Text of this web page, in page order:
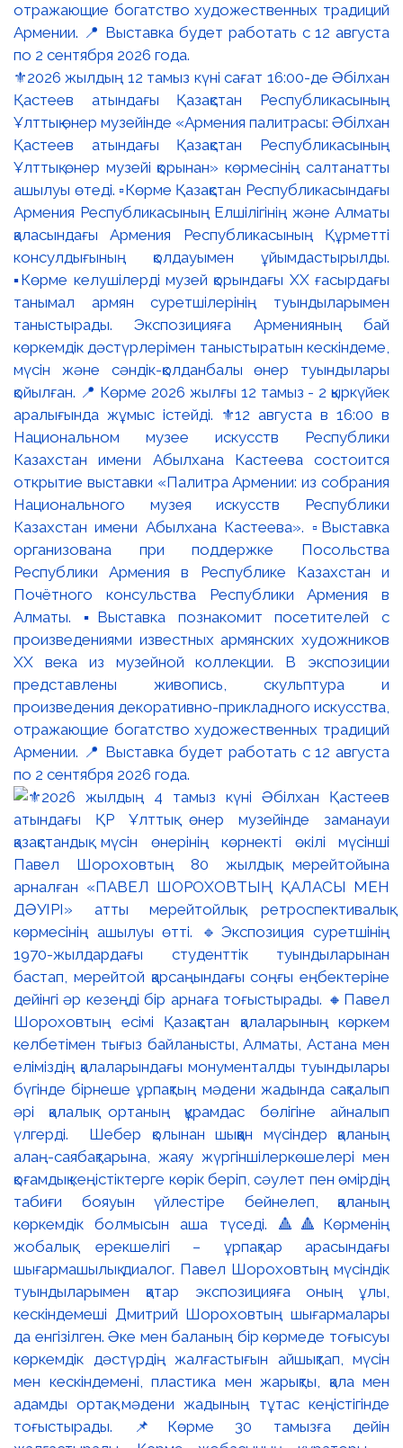
⚜️2026 жылдың 12 тамыз күні сағат 16:00-де Әбілхан
Қастеев атындағы Қазақстан Республикасының
Ұлттық өнер музейінде «Армения палитрасы: Әбілхан
Қастеев атындағы Қазақстан Республикасының
Ұлттық өнер музейі қорынан» көрмесінің салтанатты
ашылуы өтеді. ▫️Көрме Қазақстан Республикасындағы
Армения Республикасының Елшілігінің және Алматы
қаласындағы Армения Республикасының Құрметті
консулдығының қолдауымен ұйымдастырылды.
▪️Көрме келушілерді музей қорындағы ХХ ғасырдағы
танымал армян суретшілерінің туындыларымен
таныстырады. Экспозицияға Арменияның бай
көркемдік дәстүрлерімен таныстыратын кескіндеме,
мүсін және сәндік-қолданбалы өнер туындылары
қойылған. 📍 Көрме 2026 жылғы 12 тамыз - 2 қыркүйек
аралығында жұмыс істейді. ⚜️12 августа в 16:00 в
Национальном музее искусств Республики
Казахстан имени Абылхана Кастеева состоится
открытие выставки «Палитра Армении: из собрания
Национального музея искусств Республики
Казахстан имени Абылхана Кастеева». ▫️Выставка
организована при поддержке Посольства
Республики Армения в Республике Казахстан и
Почётного консульства Республики Армения в
Алматы. ▪️Выставка познакомит посетителей с
произведениями известных армянских художников
XX века из музейной коллекции. В экспозиции
представлены живопись, скульптура и
произведения декоративно-прикладного искусства,
отражающие богатство художественных традиций
Армении. 📍 Выставка будет работать с 12 августа
по 2 сентября 2026 года.